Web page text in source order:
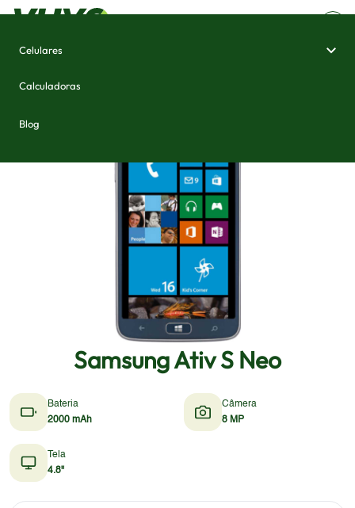
Celulares
Calculadoras
Blog
Samsung Ativ S Neo
Bateria
2000 mAh
Câmera
8 MP
Tela
4.8"